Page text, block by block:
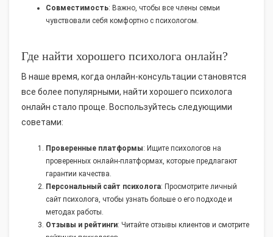
Совместимость: Важно, чтобы все члены семьи
чувствовали себя комфортно с психологом.
Где найти хорошего психолога онлайн?
В наше время, когда онлайн-консультации становятся
все более популярными, найти хорошего психолога
онлайн стало проще. Воспользуйтесь следующими
советами:
Проверенные платформы: Ищите психологов на
проверенных онлайн-платформах, которые предлагают
гарантии качества.
Персональный сайт психолога: Просмотрите личный
сайт психолога, чтобы узнать больше о его подходе и
методах работы.
Отзывы и рейтинги: Читайте отзывы клиентов и смотрите